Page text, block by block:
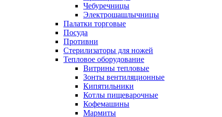
Чебуречницы
Электрошашлычницы
Палатки торговые
Посуда
Противни
Стерилизаторы для ножей
Тепловое оборудование
Витрины тепловые
Зонты вентиляционные
Кипятильники
Котлы пищеварочные
Кофемашины
Мармиты